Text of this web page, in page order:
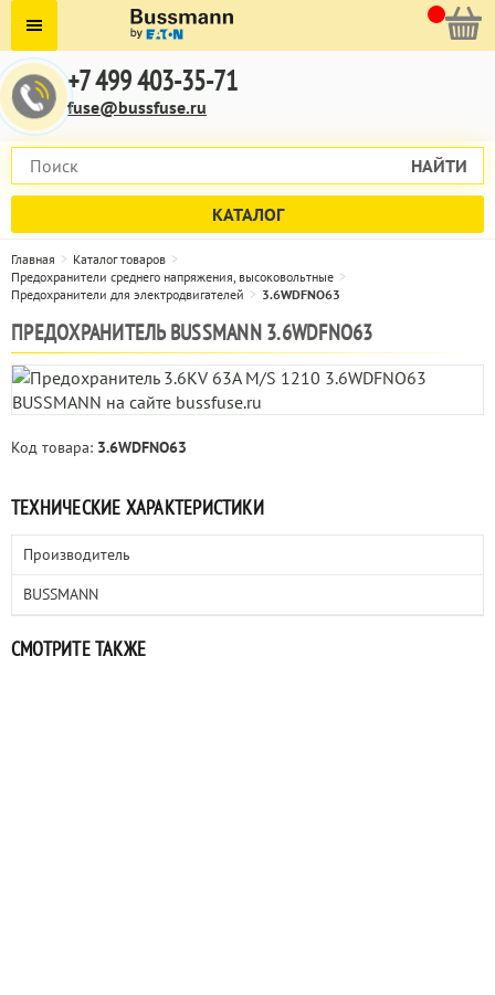
+7 499 403-35-71
fuse@bussfuse.ru
НАЙТИ
КАТАЛОГ
Главная
Каталог товаров
Предохранители среднего напряжения, высоковольтные
Предохранители для электродвигателей
3.6WDFNO63
ПРЕДОХРАНИТЕЛЬ BUSSMANN 3.6WDFNO63
Код товара: 3.6WDFNO63
ТЕХНИЧЕСКИЕ ХАРАКТЕРИСТИКИ
Производитель
BUSSMANN
СМОТРИТЕ ТАКЖЕ